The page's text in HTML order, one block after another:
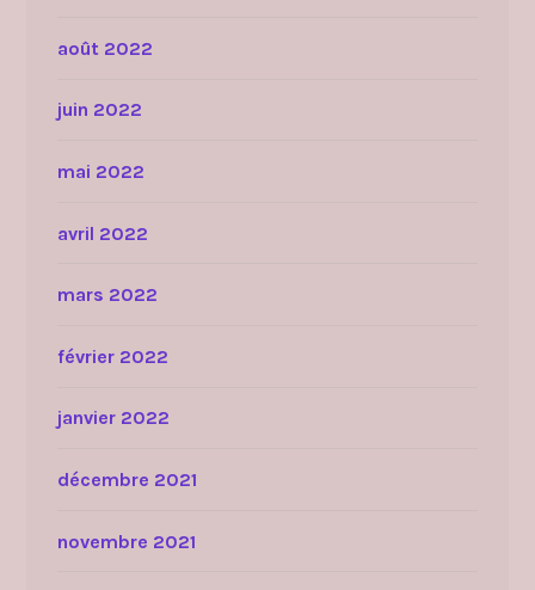
août 2022
juin 2022
mai 2022
avril 2022
mars 2022
février 2022
janvier 2022
décembre 2021
novembre 2021